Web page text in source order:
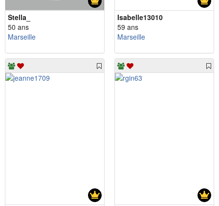
Stella_
50 ans
Marseille
Isabelle13010
59 ans
Marseille